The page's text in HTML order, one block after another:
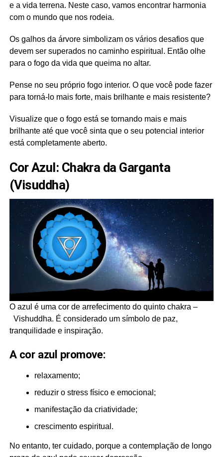
e a vida terrena. Neste caso, vamos encontrar harmonia
com o mundo que nos rodeia.
Os galhos da árvore simbolizam os vários desafios que
devem ser superados no caminho espiritual. Então olhe
para o fogo da vida que queima no altar.
Pense no seu próprio fogo interior. O que você pode fazer
para torná-lo mais forte, mais brilhante e mais resistente?
Visualize que o fogo está se tornando mais e mais
brilhante até que você sinta que o seu potencial interior
está completamente aberto.
Cor Azul: Chakra da Garganta
(Visuddha)
O azul é uma cor de arrefecimento do quinto chakra –
Vishuddha. É considerado um símbolo de paz,
tranquilidade e inspiração.
A cor azul promove:
relaxamento;
reduzir o stress físico e emocional;
manifestação da criatividade;
crescimento espiritual.
No entanto, ter cuidado, porque a contemplação de longo